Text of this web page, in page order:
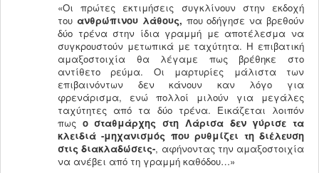
«Οι πρώτες εκτιμήσεις συγκλίνουν στην εκδοχή
του ανθρώπινου λάθους, που οδήγησε να βρεθούν
δύο τρένα στην ίδια γραμμή με αποτέλεσμα να
συγκρουστούν μετωπικά με ταχύτητα. Η επιβατική
αμαξοστοιχία θα λέγαμε πως βρέθηκε στο
αντίθετο ρεύμα. Οι μαρτυρίες μάλιστα των
επιβαινόντων δεν κάνουν καν λόγο για
φρενάρισμα, ενώ πολλοί μιλούν για μεγάλες
ταχύτητες από τα δύο τρένα. Εικάζεται λοιπόν
πως ο σταθμάρχης στη Λάρισα δεν γύρισε τα
κλειδιά -μηχανισμός που ρυθμίζει τη διέλευση
στις διακλαδώσεις-, αφήνοντας την αμαξοστοιχία
να ανέβει από τη γραμμή καθόδου…»